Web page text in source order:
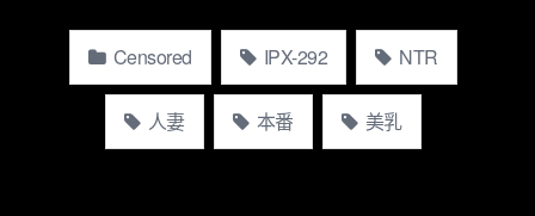
Censored IPX-292 NTR
人妻 本番 美乳